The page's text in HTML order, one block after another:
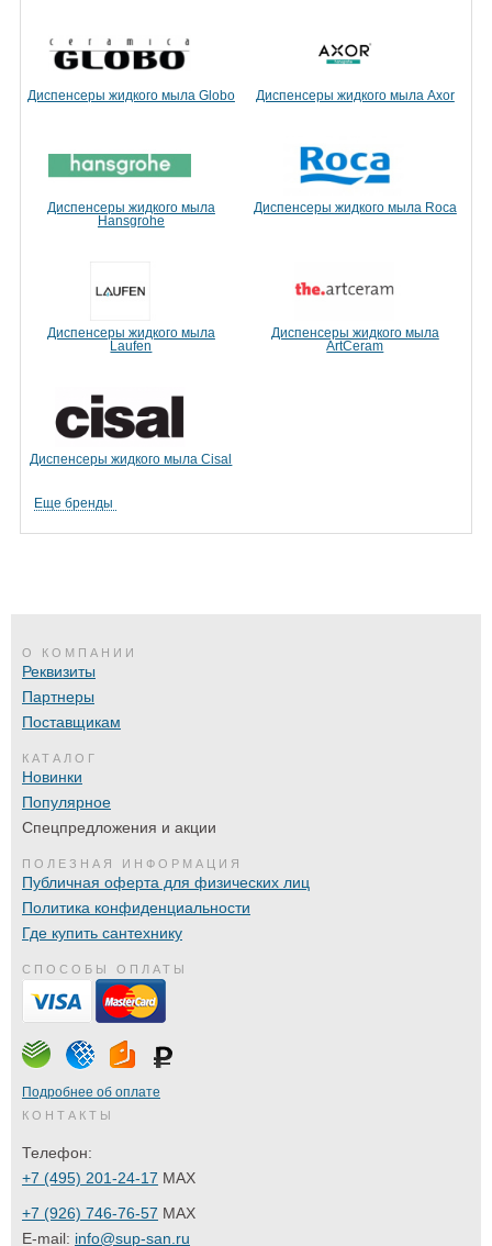
Диспенсеры жидкого мыла Globo Диспенсеры жидкого мыла Axor
Диспенсеры жидкого мыла
Hansgrohe
Диспенсеры жидкого мыла Roca
Диспенсеры жидкого мыла
Laufen
Диспенсеры жидкого мыла
ArtCeram
Диспенсеры жидкого мыла Cisal
Еще бренды
О КОМПАНИИ
Реквизиты
Партнеры
Поставщикам
КАТАЛОГ
Новинки
Популярное
Спецпредложения и акции
ПОЛЕЗНАЯ ИНФОРМАЦИЯ
Публичная оферта для физических лиц
Политика конфиденциальности
Где купить сантехнику
СПОСОБЫ ОПЛАТЫ
Подробнее об оплате
КОНТАКТЫ
Телефон:
+7 (495) 201-24-17 MAX
+7 (926) 746-76-57 MAX
E-mail: info@sup-san.ru